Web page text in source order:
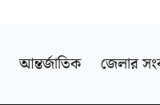
আন্তর্জাতিক জেলার